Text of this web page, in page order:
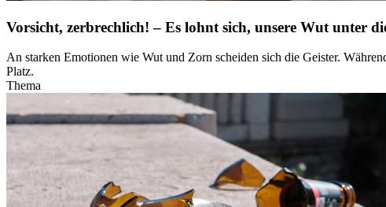
Vorsicht, zerbrechlich! – Es lohnt sich, unsere Wut unter
An starken Emotionen wie Wut und Zorn scheiden sich die Geister.
Platz.
Thema